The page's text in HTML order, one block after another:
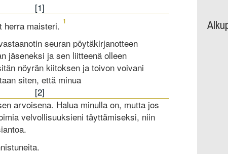
[1]
herra maisteri. 1
seuran pöytäkirjanotteen
jäseneksi ja sen liitteenä olleen
nöyrän kiitoksen ja toivon voivani
siten, että minua
[2]
arvoisena. Halua minulla on, mutta jos
velvollisuuksieni täyttämiseksi, niin